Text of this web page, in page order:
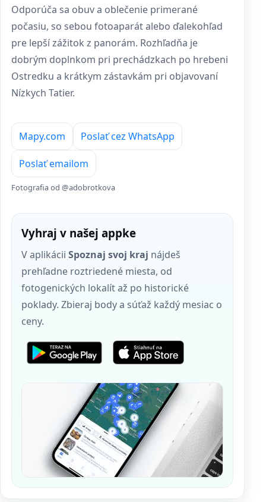
Odporúča sa obuv a oblečenie primerané
počasiu, so sebou fotoaparát alebo ďalekohľad
pre lepší zážitok z panorám. Rozhľadňa je
dobrým doplnkom pri prechádzkach po hrebeni
Ostredku a krátkym zástavkám pri objavovaní
Nízkych Tatier.
Mapy.com Poslať cez WhatsApp
Poslať emailom
Fotografia od @adobrotkova
Vyhraj v našej appke
V aplikácii Spoznaj svoj kraj nájdeš
prehľadne roztriedené miesta, od
fotogenických lokalít až po historické
poklady. Zbieraj body a súťaž každý mesiac o
ceny.